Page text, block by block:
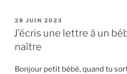
PUBLIÉ
LE
28 JUIN 2023
J’écris une lettre à un
naître
Bonjour petit bébé, quand tu